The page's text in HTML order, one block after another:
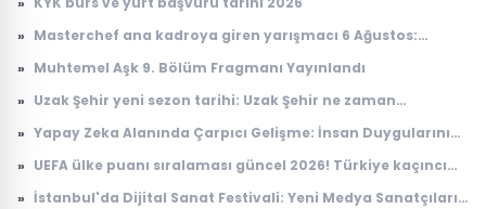
» Masterchef ana kadroya giren yarışmacı 6 Ağustos:
» Muhtemel Aşk 9. Bölüm Fragmanı Yayınlandı
» Uzak Şehir yeni sezon tarihi: Uzak Şehir ne zaman
» Yapay Zeka Alanında Çarpıcı Gelişme: İnsan Duygularını
» UEFA ülke puanı sıralaması güncel 2026! Türkiye kaçıncı
» İstanbul'da Dijital Sanat Festivali: Yeni Medya Sanatçıları